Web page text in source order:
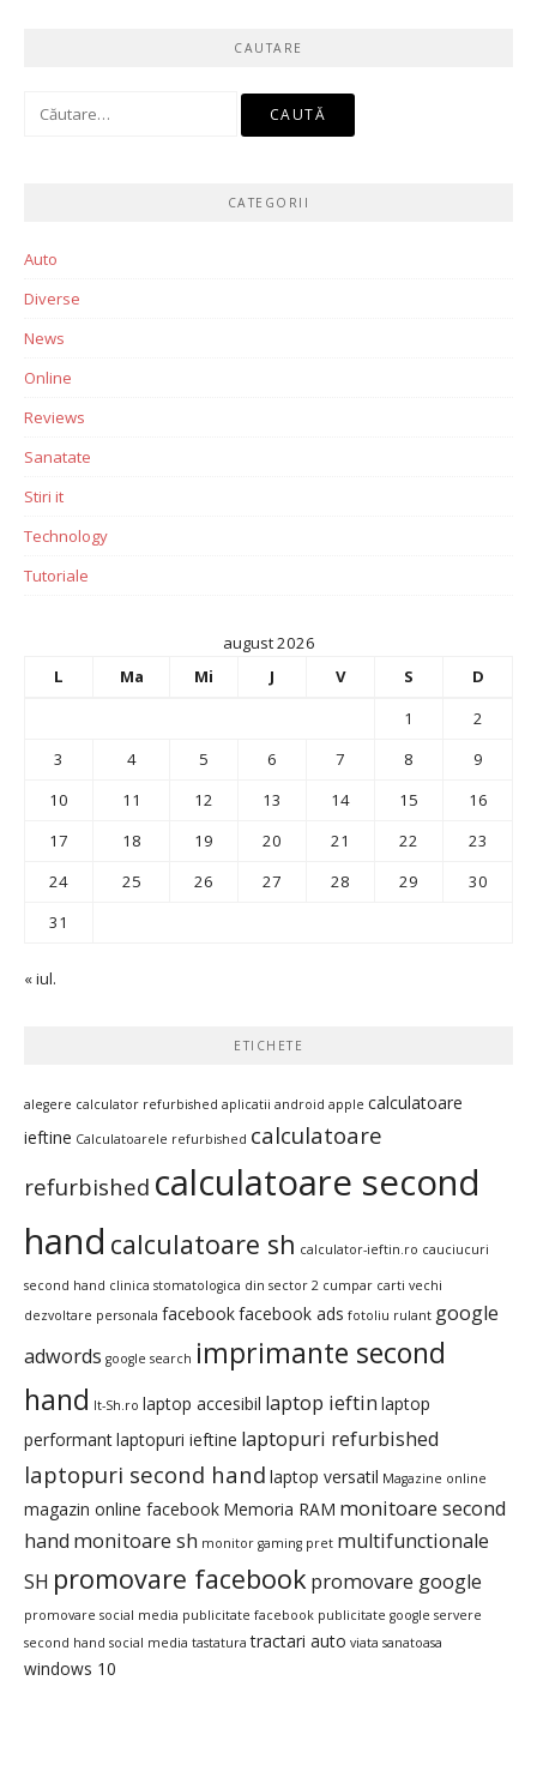
CAUTARE
Caută
CATEGORII
Auto
Diverse
News
Online
Reviews
Sanatate
Stiri it
Technology
Tutoriale
august 2026
L
Ma Mi J V S
D
1
2
3
4 5 6 7 8
9
10
11 12 13 14 15
16
17
18 19 20 21 22
23
24
25 26 27 28 29
30
31
« iul.
ETICHETE
alegere calculator refurbished aplicatii android apple calculatoare
ieftine Calculatoarele refurbished calculatoare
refurbished calculatoare second
hand calculatoare sh calculator-ieftin.ro cauciucuri
second hand clinica stomatologica din sector 2 cumpar carti vechi
dezvoltare personala facebookfacebook ads fotoliu rulant google
adwords google search imprimante second
hand It-Sh.ro laptop accesibil laptop ieftin laptop
performantlaptopuri ieftine laptopuri refurbished
laptopuri second hand laptop versatil Magazine online
magazin online facebook Memoria RAM monitoare second
hand monitoare sh monitor gaming pret multifunctionale
SH promovare facebook promovare google
promovare social media publicitate facebook publicitate google servere
second hand social media tastatura tractari auto viata sanatoasa
windows 10